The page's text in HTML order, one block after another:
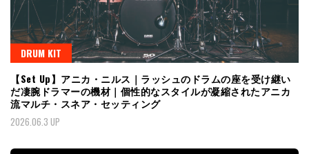
DRUM KIT
【Set Up】アニカ・ニルス｜ラッシュのドラムの座を受け継い
だ凄腕ドラマーの機材｜個性的なスタイルが凝縮されたアニカ
流マルチ・スネア・セッティング
2026.06.3 UP